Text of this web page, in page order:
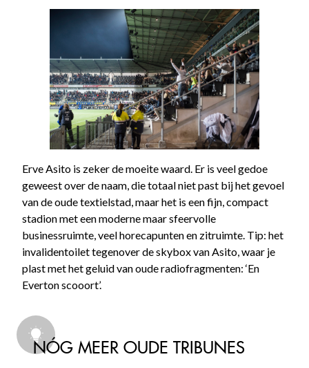
Erve Asito is zeker de moeite waard. Er is veel gedoe
geweest over de naam, die totaal niet past bij het gevoel
van de oude textielstad, maar het is een fijn, compact
stadion met een moderne maar sfeervolle
businessruimte, veel horecapunten en zitruimte. Tip: het
invalidentoilet tegenover de skybox van Asito, waar je
plast met het geluid van oude radiofragmenten: ‘En
Everton scooort’.
NÓG MEER OUDE TRIBUNES